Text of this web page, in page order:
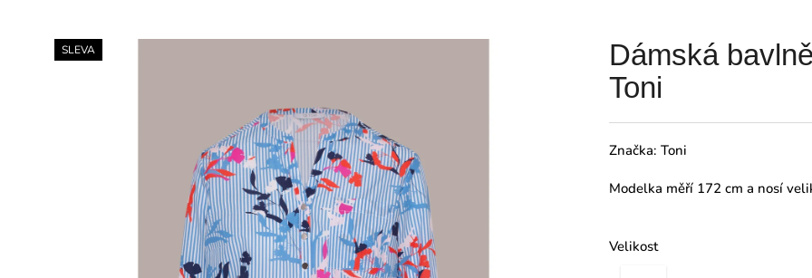
Dámská
Toni
Značka: Toni
Modelka měří 172 cm a nosí
Velikost
SLEVA